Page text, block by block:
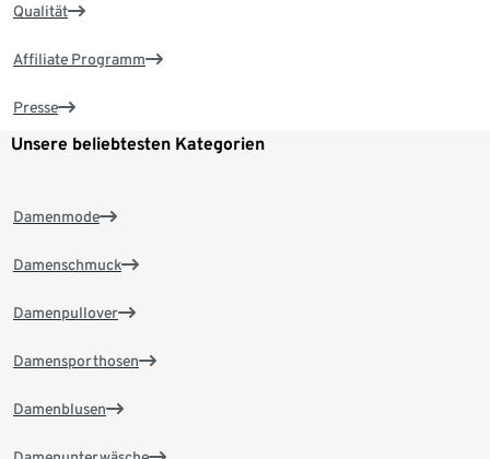
Qualität
Affiliate Programm
Presse
Unsere beliebtesten Kategorien
Damenmode
Damenschmuck
Damenpullover
Damensporthosen
Damenblusen